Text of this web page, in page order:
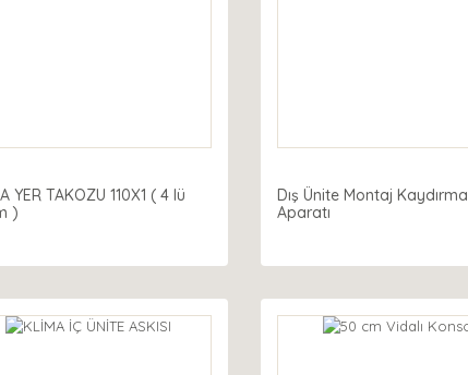
YER TAKOZU 110X1 ( 4 lü
)
Dış Ünite Montaj Kaydırma
Aparatı